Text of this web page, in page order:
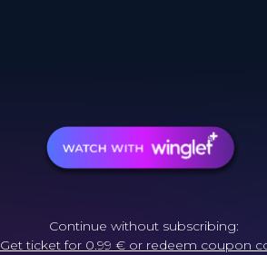
Continue without subscribing:
Get ticket for 0.99 € or redeem coupon